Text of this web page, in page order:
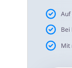
Auf
Bei
Mit